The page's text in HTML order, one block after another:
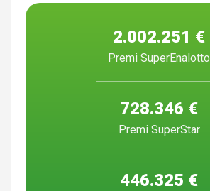
2.002.251 €
Premi SuperEnalotto
728.346 €
Premi SuperStar
446.325 €